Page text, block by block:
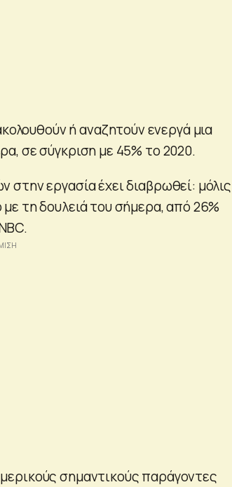
ή αναζητούν ενεργά μια
σε σύγκριση με 45% το 2020.
στην εργασία έχει διαβρωθεί: μόλις
με τη δουλειά του σήμερα, από 26%
σημαντικούς παράγοντες